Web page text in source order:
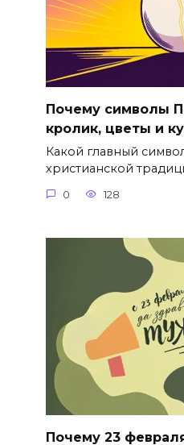
Почему символы
кролик, цветы и
Какой главный
христианской
0 128
Почему 23